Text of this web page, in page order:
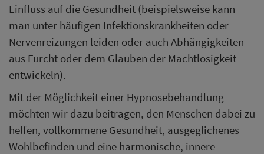
Einfluss auf die Gesundheit (beispielsweise kann
man unter häufigen Infektionskrankheiten oder
Nervenreizungen leiden oder auch Abhängigkeiten
aus Furcht oder dem Glauben der Machtlosigkeit
entwickeln).
Mit der Möglichkeit einer Hypnosebehandlung
möchten wir dazu beitragen, den Menschen dabei zu
helfen, vollkommene Gesundheit, ausgeglichenes
Wohlbefinden und eine harmonische, innere